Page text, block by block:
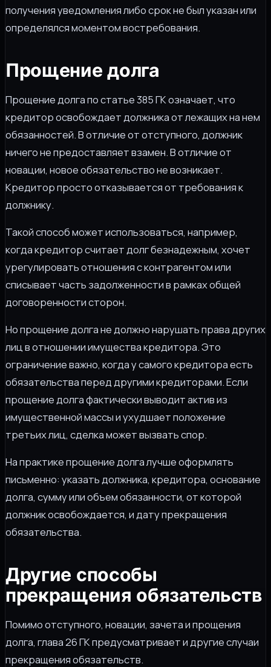
получения уведомления либо срок не был указан или
определялся моментом востребования.
Прощение долга
Прощение долга по статье 385 ГК означает, что
кредитор освобождает должника от лежащих на нем
обязанностей. В отличие от отступного, должник
ничего не предоставляет взамен. В отличие от
новации, новое обязательство не возникает.
Кредитор просто отказывается от требования к
должнику.
Такой способ может использоваться, например,
когда кредитор считает долг безнадежным, хочет
урегулировать отношения с контрагентом или
списывает часть задолженности в рамках общей
договоренности сторон.
Но прощение долга не должно нарушать права других
лиц в отношении имущества кредитора. Это
ограничение важно, когда у самого кредитора есть
обязательства перед другими кредиторами. Если
прощение долга фактически выводит актив из
имущественной массы и ухудшает положение
третьих лиц, сделка может вызвать спор.
На практике прощение долга лучше оформлять
письменно: указать должника, кредитора, основание
долга, сумму или объем обязанности, от которой
должник освобождается, и дату прекращения
обязательства.
Другие способы
прекращения обязательств
Помимо отступного, новации, зачета и прощения
долга, глава 26 ГК предусматривает и другие случаи
прекращения обязательств.